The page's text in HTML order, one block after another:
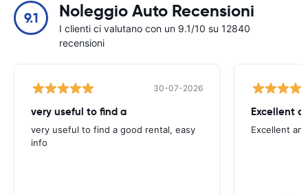
9.1 Noleggio Auto Recensioni
I clienti ci valutano con un 9.1/10 su 12840
recensioni
30-07-2026
very useful to find a
very useful to find a good rental, easy
info
Excellent
Excellent